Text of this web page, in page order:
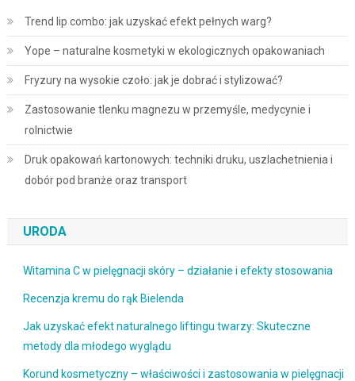
Trend lip combo: jak uzyskać efekt pełnych warg?
Yope – naturalne kosmetyki w ekologicznych opakowaniach
Fryzury na wysokie czoło: jak je dobrać i stylizować?
Zastosowanie tlenku magnezu w przemyśle, medycynie i
rolnictwie
Druk opakowań kartonowych: techniki druku, uszlachetnienia i
dobór pod branże oraz transport
URODA
Witamina C w pielęgnacji skóry – działanie i efekty stosowania
Recenzja kremu do rąk Bielenda
Jak uzyskać efekt naturalnego liftingu twarzy: Skuteczne
metody dla młodego wyglądu
Korund kosmetyczny – właściwości i zastosowania w pielęgnacji